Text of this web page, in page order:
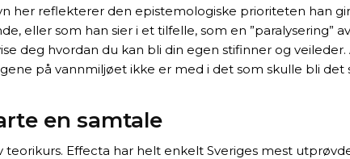
her reflekterer den epistemologiske prioriteten han
eller som han sier i et tilfelle, som en ”paralysering”
deg hvordan du kan bli din egen stifinner og
på vannmiljøet ikke er med i det som skulle bli
en samtale
Effecta har helt enkelt Sveriges mest